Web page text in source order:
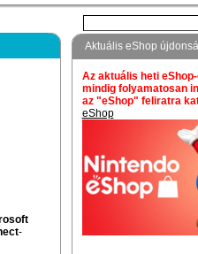
-
Aktuális eShop
Az aktuális heti
mindig folyamatosan
az "eShop" feliratra
eShop